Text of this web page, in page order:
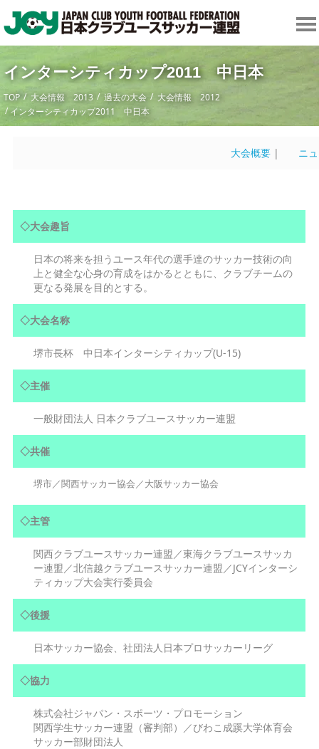
インターシティカップ2011 中日本
TOP 大会情報 2013 過去の大会
大会情報 2012
インターシティカップ2011 中日本
大会概要 | ニ
◇大会趣旨
日本の将来を担うユース年代の選手達のサッカー技術の向
上と健全な心身の育成をはかるとともに、クラブチームの
更なる発展を目的とする。
◇大会名称
堺市長杯 中日本インターシティカップ(U-15)
◇主催
一般財団法人 日本クラブユースサッカー連盟
◇共催
堺市／関西サッカー協会／大阪サッカー協会
◇主管
関西クラブユースサッカー連盟／東海クラブユースサッカ
ー連盟／北信越クラブユースサッカー連盟／JCYインターシ
ティカップ大会実行委員会
◇後援
日本サッカー協会、社団法人日本プロサッカーリーグ
◇協力
株式会社ジャパン・スポーツ・プロモーション
関西学生サッカー連盟（審判部）／びわこ成蹊大学体育会
サッカー部財団法人